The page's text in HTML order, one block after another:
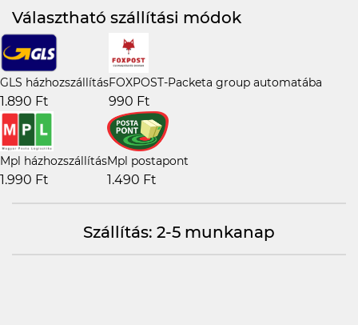
Választható szállítási módok
GLS házhozszállítás
1.890 Ft
FOXPOST-Packeta group automatába
990 Ft
Mpl házhozszállítás
1.990 Ft
Mpl postapont
1.490 Ft
Szállítás: 2-5 munkanap